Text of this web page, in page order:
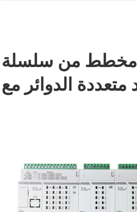
مخطط من سلسلة ARTU100 إشارات وحدة طرفية عن